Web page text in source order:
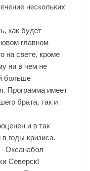
нескольких
как будет
главном
на свете, кроме
ни в чем не
больше
Программа имеет
брата, так и
и в так
годы кризиса.
Оксанабол
Северск!